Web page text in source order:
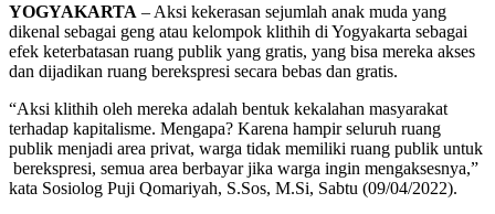
YOGYAKARTA – Aksi kekerasan sejumlah anak muda yang
dikenal sebagai geng atau kelompok klithih di Yogyakarta sebagai
efek keterbatasan ruang publik yang gratis, yang bisa mereka akses
dan dijadikan ruang berekspresi secara bebas dan gratis.
“Aksi klithih oleh mereka adalah bentuk kekalahan masyarakat
terhadap kapitalisme. Mengapa? Karena hampir seluruh ruang
publik menjadi area privat, warga tidak memiliki ruang publik untuk
berekspresi, semua area berbayar jika warga ingin mengaksesnya,”
kata Sosiolog Puji Qomariyah, S.Sos, M.Si, Sabtu (09/04/2022).